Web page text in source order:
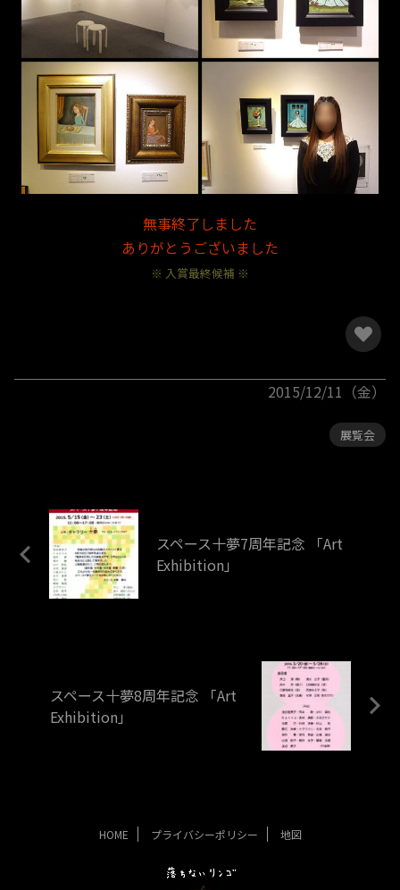
無事終了しました
ありがとうございました
※ 入賞最終候補 ※
2015/12/11（金）
展覧会
スペース十夢7周年記念 「Art
Exhibition」
スペース十夢8周年記念 「Art
Exhibition」
HOME プライバシーポリシー 地図